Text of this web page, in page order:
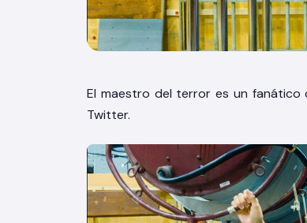
El maestro del terror es un fanático
Twitter.